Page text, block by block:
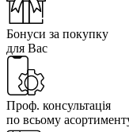
Бонуси за покупку
для Вас
Проф. консультація
по всьому